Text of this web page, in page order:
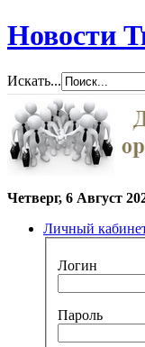
Новости
Искать...
Четверг, 6 Август
Личный
Логин
Пароль